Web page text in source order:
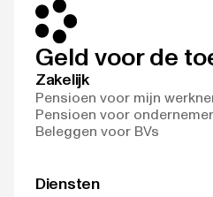
Geld voor de
Zakelijk
Pensioen voor mijn
Pensioen voor
Beleggen voor BVs
Diensten